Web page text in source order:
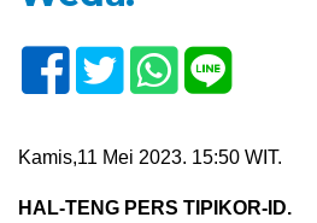
Kamis,11 Mei 2023. 15:50 WIT.
HAL-TENG PERS TIPIKOR-ID.